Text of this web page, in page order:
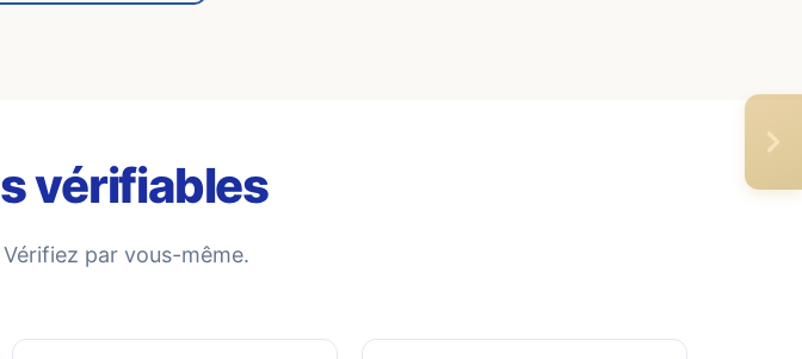
vérifiables
par vous-même.